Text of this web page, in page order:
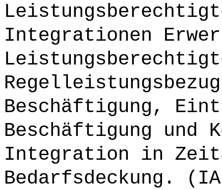
Integrationen
Beschäftigung,
Beschäftigung und
Integration in
Bedarfsdeckung.